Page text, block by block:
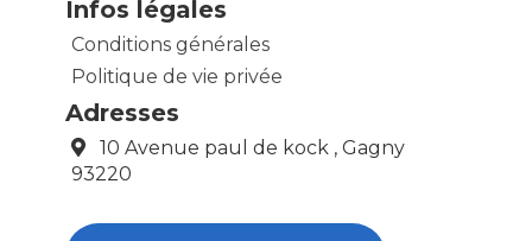
Infos légales
Conditions générales
Politique de vie privée
Adresses
10 Avenue paul de kock , Gagny
93220